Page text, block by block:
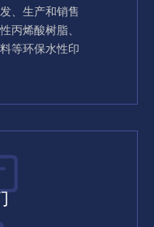
、生产和销售
丙烯酸树脂、
等环保水性印